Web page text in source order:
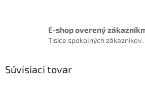
E-shop overený
Tisíce spokojných zákazníkov.
Súvisiaci tovar